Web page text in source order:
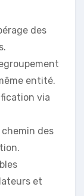
des
entité.
via
des
et